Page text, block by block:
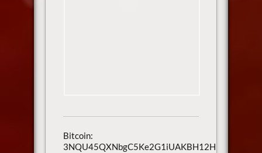
Bitcoin:
3NQU45QXNbgC5Ke2G1iUAKBH12H1h3UmAu